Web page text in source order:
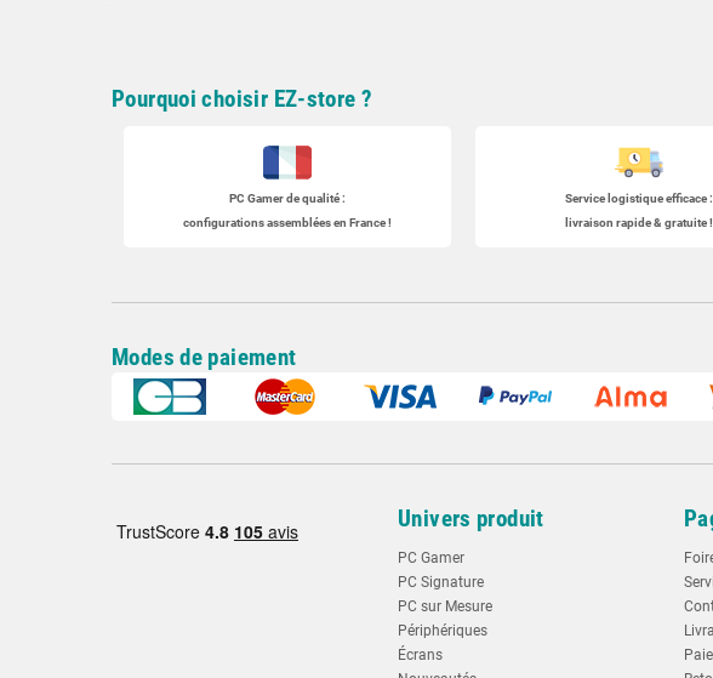
Pourquoi choisir EZ-store ?
PC Gamerde qualité :
configurations assemblées en France !
Service logistique efficace :
livraison rapide & gratuite !
Modes de paiement
Univers produit
PC Gamer
PC Signature
PC sur Mesure
Périphériques
Écrans